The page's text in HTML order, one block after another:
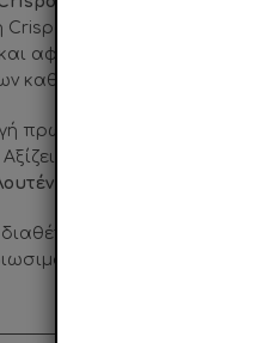
κατάφερε να
αφοσίωση, με
καθημερινά και
πρώτων υλών σε
να σημειωθεί ότι είναι η